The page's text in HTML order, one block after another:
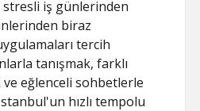
iş günlerinden
biraz
tercih
tanışmak, farklı
eğlenceli sohbetlerle
hızlı tempolu